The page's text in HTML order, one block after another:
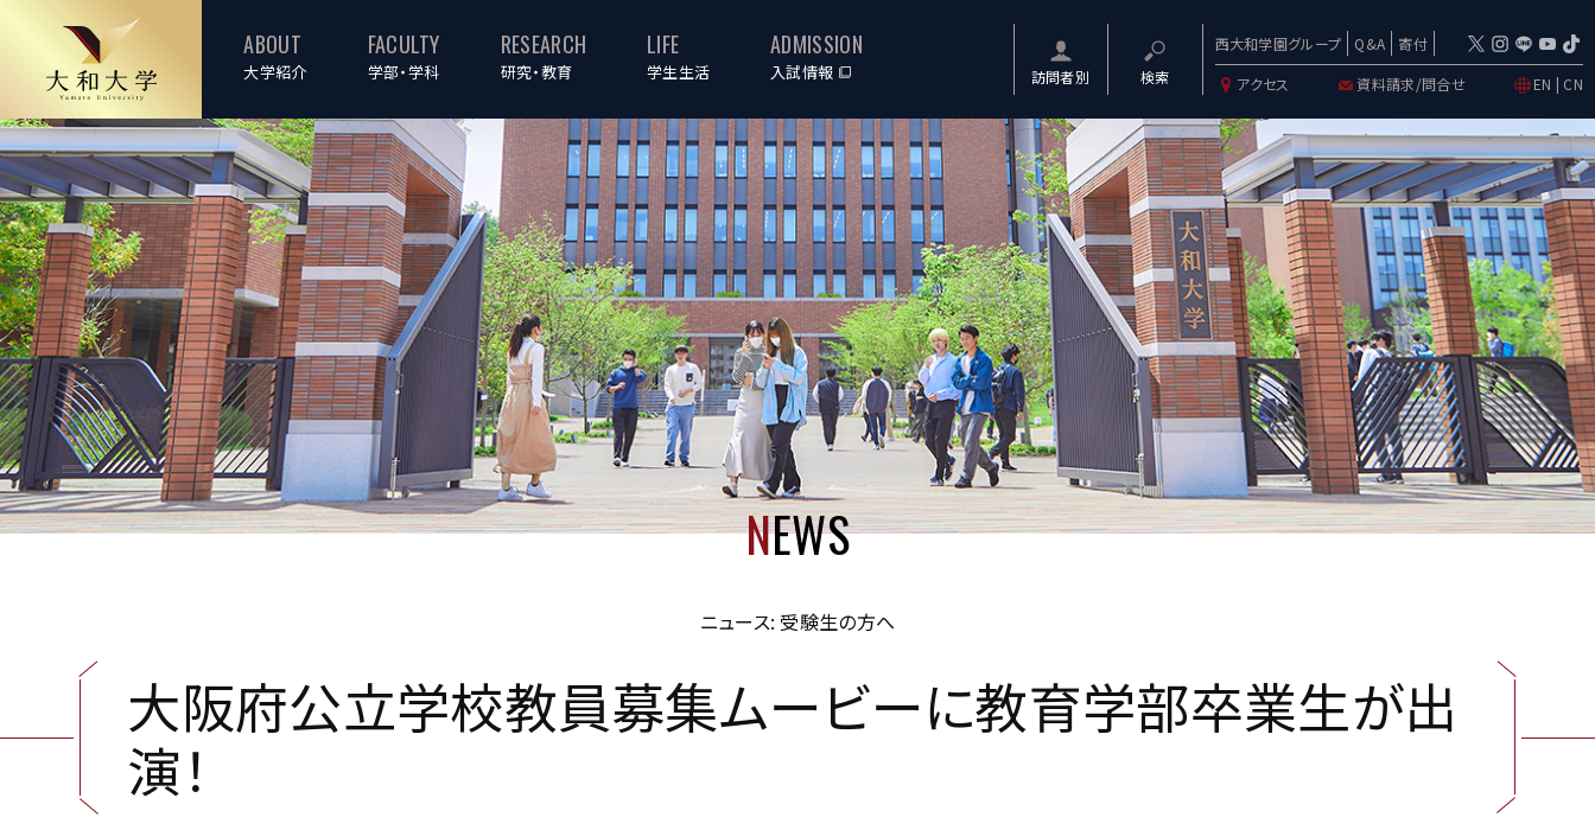
ABOUT
大学紹介
FACULTY
学部・学科
RESEARCH
研究・教育
LIFE
学生生活
ADMISSION
入試情報 訪問者別 検索
西大和学園グループ Q&A
寄付
アクセス
資料請求/問合せ EN | CN
NEWS
ニュース: 受験生の方へ
大阪府公立学校教員募集ムービーに教育学部卒業生が出
演！